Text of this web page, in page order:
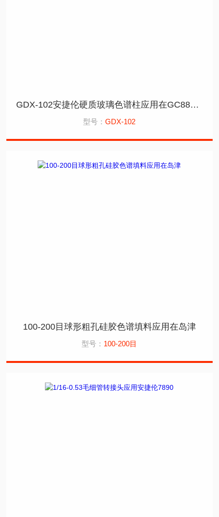
GDX-102安捷伦硬质玻璃色谱柱应用在GC8890上
型号：GDX-102
100-200目球形粗孔硅胶色谱填料应用在岛津
型号： 100-200目